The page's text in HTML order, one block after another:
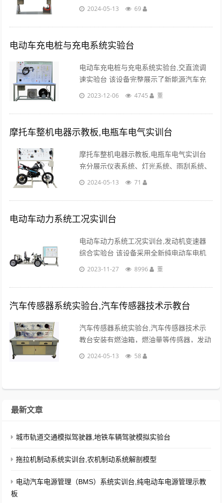
备，摇转曲轴和信号轮，合法钥匙可使发动
油泵工作等。...
2024-05-13 69
电动车充电桩与充电系统实验台
电动车充电桩与充电系统实验台,交直流调
速实验台 该设备完整展示了新能源汽车充
电装置系统,全面展示了充电桩的组成、结
枪与车载充电座,且安装真实的驱动电动机
运行负......
2023-12-06 4745 董
摩托车整机电器示教板,电瓶车电气实训台
摩托车整机电器示教板,电瓶车电气实训台
充分展示仪表系统、灯光系统、雨刮系统、
喇叭系统、起动系统等电器各系统的组成结
2024-05-13 71
电动车动力系统工况实训台
电动车动力系统工况实训台,发动机变速器
综合实验台 该设备采用全新纯电动车电机
驱动系统实物为基础，由师生自由搭接实训
动系统动手搭接的教学需要。...
2023-11-27 8996 董
汽车传感器系统实验台,汽车传感器技术示教台
汽车传感器系统实验台,汽车传感器技术示
教台安装有燃油箱，燃油量等传感器，发动
机控制单元，油泵继电器，点火开关，诊断
2024-05-13 58
最新文章
城市轨道交通模拟驾驶器,地铁车辆驾驶模拟实验台
拖拉机制动系统实训台,农机制动系统解剖模型
电动汽车电源管理（BMS）系统实训台,纯电动车电源管理示教
板